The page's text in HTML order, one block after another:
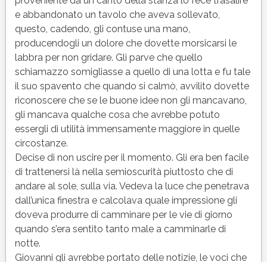
e abbandonato un tavolo che aveva sollevato,
questo, cadendo, gli contuse una mano,
producendogli un dolore che dovette morsicarsi le
labbra per non gridare. Gli parve che quello
schiamazzo somigliasse a quello di una lotta e fu tale
il suo spavento che quando si calmò, avvilito dovette
riconoscere che se le buone idee non gli mancavano,
gli mancava qualche cosa che avrebbe potuto
essergli di utilità immensamente maggiore in quelle
circostanze.
Decise di non uscire per il momento. Gli era ben facile
di trattenersi là nella semioscurità piuttosto che di
andare al sole, sulla via. Vedeva la luce che penetrava
dall’unica finestra e calcolava quale impressione gli
doveva produrre di camminare per le vie di giorno
quando s’era sentito tanto male a camminarle di
notte.
Giovanni gli avrebbe portato delle notizie, le voci che